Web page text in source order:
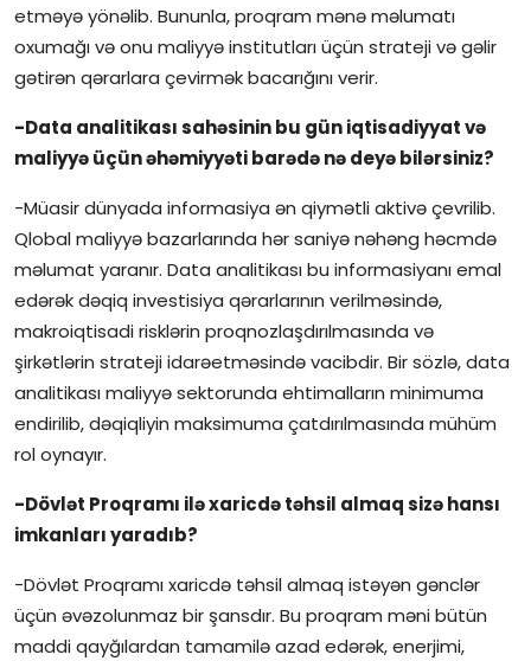
etməyə yönəlib. Bununla, proqram mənə məlumatı
oxumağı və onu maliyyə institutları üçün strateji və gəlir
gətirən qərarlara çevirmək bacarığını verir.
-Data analitikası sahəsinin bu gün iqtisadiyyat və
maliyyə üçün əhəmiyyəti barədə nə deyə bilərsiniz?
-Müasir dünyada informasiya ən qiymətli aktivə çevrilib.
Qlobal maliyyə bazarlarında hər saniyə nəhəng həcmdə
məlumat yaranır. Data analitikası bu informasiyanı emal
edərək dəqiq investisiya qərarlarının verilməsində,
makroiqtisadi risklərin proqnozlaşdırılmasında və
şirkətlərin strateji idarəetməsində vacibdir. Bir sözlə, data
analitikası maliyyə sektorunda ehtimalların minimuma
endirilib, dəqiqliyin maksimuma çatdırılmasında mühüm
rol oynayır.
-Dövlət Proqramı ilə xaricdə təhsil almaq sizə hansı
imkanları yaradıb?
-Dövlət Proqramı xaricdə təhsil almaq istəyən gənclər
üçün əvəzolunmaz bir şansdır. Bu proqram məni bütün
maddi qayğılardan tamamilə azad edərək, enerjimi,